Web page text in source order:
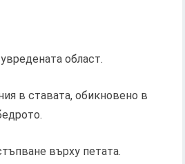
област.
в ставата, обикновено в
върху петата.